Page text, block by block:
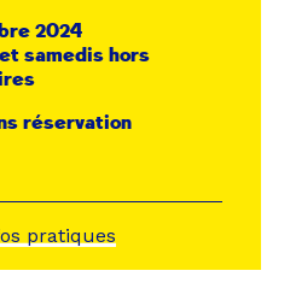
2024
samedis hors
réservation
pratiques